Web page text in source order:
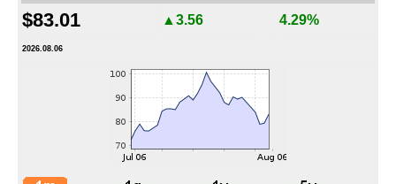
$83.01 ▲3.56 4.29%
2026.08.06